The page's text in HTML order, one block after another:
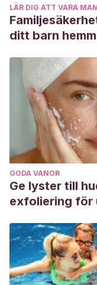
LÄR DIG ATT VARA
ditt barn
GODA VANOR
Ge lyster till
exfoliering för